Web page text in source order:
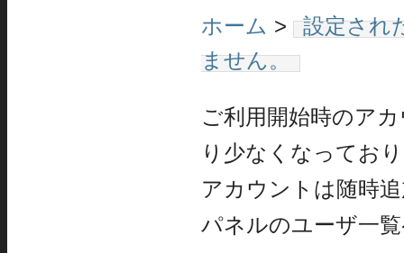
ホーム >
設定され
ません。
ご利用開始時のア
り少なくなってお
アカウントは随時
パネルのユーザ一